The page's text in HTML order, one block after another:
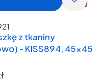
z tkaniny
- KISS894, 45x45